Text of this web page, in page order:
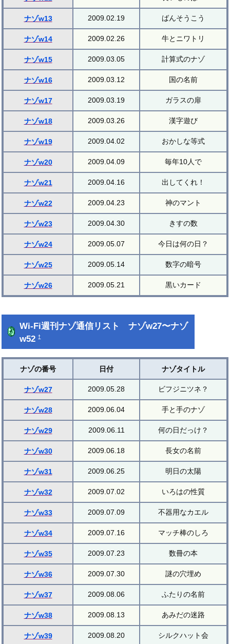
ナゾw13 2009.02.19 ばんそうこう
ナゾw14 2009.02.26 牛とニワトリ
ナゾw15 2009.03.05 計算式のナゾ
ナゾw16 2009.03.12 国の名前
ナゾw17 2009.03.19 ガラスの扉
ナゾw18 2009.03.26 漢字遊び
ナゾw19 2009.04.02 おかしな等式
ナゾw20 2009.04.09 毎年10人で
ナゾw21 2009.04.16 出してくれ！
ナゾw22 2009.04.23 神のマント
ナゾw23 2009.04.30 きすの数
ナゾw24 2009.05.07 今日は何の日？
ナゾw25 2009.05.14 数字の暗号
ナゾw26 2009.05.21 黒いカード
Wi-Fi週刊ナゾ通信リスト ナゾw27〜ナゾ
w52†
ナゾの番号 日付 ナゾタイトル
ナゾw27 2009.05.28 ビフジニツネ？
ナゾw28 2009.06.04 手と手のナゾ
ナゾw29 2009.06.11 何の日だっけ？
ナゾw30 2009.06.18 長女の名前
ナゾw31 2009.06.25 明日の太陽
ナゾw32 2009.07.02 いろはの性質
ナゾw33 2009.07.09 不器用なカエル
ナゾw34 2009.07.16 マッチ棒のしろ
ナゾw35 2009.07.23 数冊の本
ナゾw36 2009.07.30 謎の穴埋め
ナゾw37 2009.08.06 ふたりの名前
ナゾw38 2009.08.13 あみだの迷路
ナゾw39 2009.08.20 シルクハット会